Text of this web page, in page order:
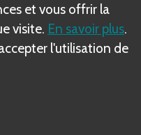
fraction d’un
dire qu’il n’est ni
Personnage, mais le
est considéré
: ajouter un
et vous offrir la
visite. En savoir plus.
l'utilisation de